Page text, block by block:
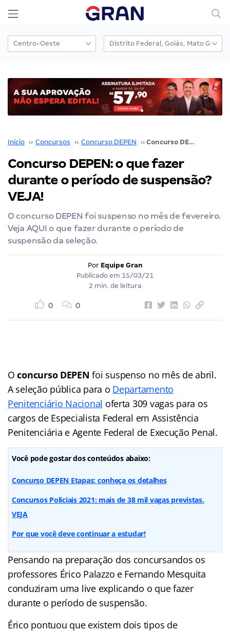
Início ›› Concursos ›› Concurso DEPEN ›› Concurso DEPEN: o que fazer durante o período de suspensão? VEJA!
Concurso DEPEN: o que fazer
durante o período de suspensão?
VEJA!
O concurso DEPEN foi suspenso no mês de fevereiro.
Veja AQUI o que fazer durante o período de
suspensão da seleção.
Por Equipe Gran
Publicado em 15/03/21
2 min. de leitura
0 0
Oconcurso DEPEN foi suspenso no mês de abril.
A seleção pública para o Departamento
Penitenciário Nacional oferta 309 vagas para os
cargos de Especialista Federal em Assistência
Penitenciária e Agente Federal de Execução Penal.
Você pode gostar dos conteúdos abaixo:
Concurso DEPEN Etapas: conheça os detalhes
Concursos Policiais 2021: mais de 38 mil vagas previstas.
VEJA
Por que você deve continuar a estudar!
Pensando na preparação dos concursandos os
professores Érico Palazzo e Fernando Mesquita
conduziram uma live explicando o que fazer
durante o período de suspensão.
Érico pontuou que existem dois tipos de